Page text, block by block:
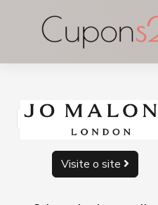
Visite o site